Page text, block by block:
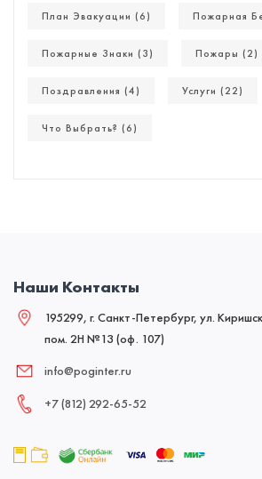
План Эвакуации (6) Пожарная
Пожарные Знаки (3) Пожары (2)
Поздравления (4) Услуги (22)
Что Выбрать? (6)
Наши Контакты
195299, г. Санкт-Петербург, ул.
пом. 2Н №13 (оф. 107)
info@poginter.ru
+7 (812) 292‑65‑52